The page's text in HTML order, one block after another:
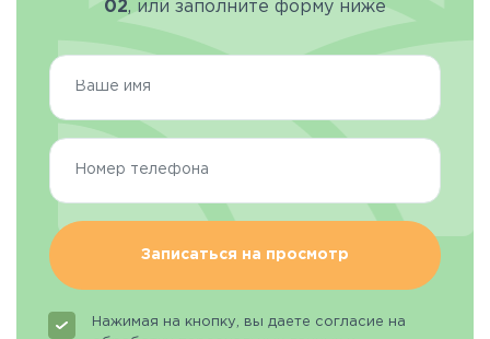
02, или заполните форму ниже
Записаться на просмотр
Нажимая на кнопку, вы даете согласие на